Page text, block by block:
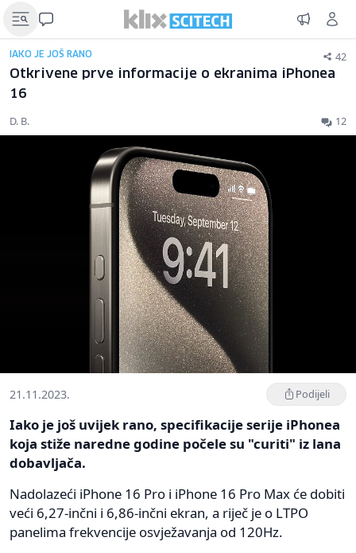
IAKO JE JOŠ RANO 42
Otkrivene prve informacije o ekranima iPhonea
16
D. B. 12
21.11.2023. Podijeli
Iako je još uvijek rano, specifikacije serije iPhonea
koja stiže naredne godine počele su "curiti" iz lana
dobavljača.
Nadolazeći iPhone 16 Pro i iPhone 16 Pro Max će dobiti
veći 6,27-inčni i 6,86-inčni ekran, a riječ je o LTPO
panelima frekvencije osvježavanja od 120Hz.